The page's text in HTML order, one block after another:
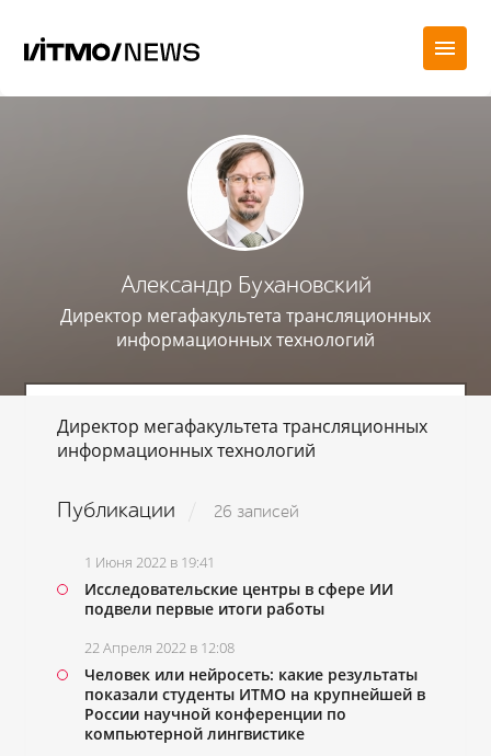
Александр Бухановский
Директор мегафакультета трансляционных
информационных технологий
Директор мегафакультета трансляционных
информационных технологий
Публикации 26 записей
1 Июня 2022 в 19:41
Исследовательские центры в сфере ИИ
подвели первые итоги работы
22 Апреля 2022 в 12:08
Человек или нейросеть: какие результаты
показали студенты ИТМО на крупнейшей в
России научной конференции по
компьютерной лингвистике